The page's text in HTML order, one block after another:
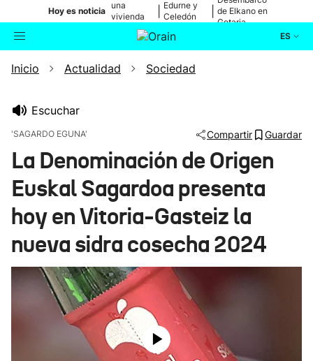
Hoy es noticia
una
vivienda
de Bilbao
Edurne y
Celedón
de Elkano en
Getaria
ES
Buscador Actualidad
Ikusmiran
Eguraldia
Inicio Actualidad Sociedad
Escuchar
'SAGARDO EGUNA' Compartir Guardar
La Denominación de Origen
Euskal Sagardoa presenta
hoy en Vitoria-Gasteiz la
nueva sidra cosecha 2024